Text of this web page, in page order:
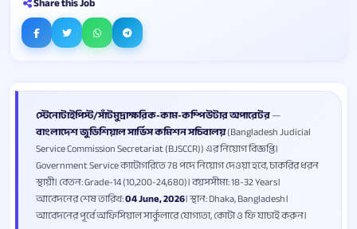
স্টেনোটাইপিস্ট/সাঁটমুদ্রাক্ষরিক-কাম-কম্পিউটার অপারেটর—
বাংলাদেশ জুডিশিয়াল সার্ভিস কমিশন সচিবালয়(Bangladesh Judicial
Service Commission Secretariat (BJSCCR)) এর নিয়োগ বিজ্ঞপ্তি।
Government Service ক্যাটাগরিতে 78 পদে নিয়োগ দেওয়া হবে, চাকরির ধরন
স্থায়ী। বেতন: Grade-14 (10,200-24,680)। বয়সসীমা: 18-32 Years।
আবেদনের শেষ তারিখ:04 June, 2026। স্থান: Dhaka, Bangladesh।
আবেদনের পূর্বে অফিসিয়াল সার্কুলারে যোগ্যতা, কোটা ও ফি যাচাই করুন।